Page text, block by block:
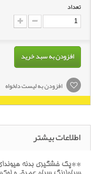
تعداد
افزودن به سبد خرید
افزودن به لیست دلخواه
اطلاعات بیشتر